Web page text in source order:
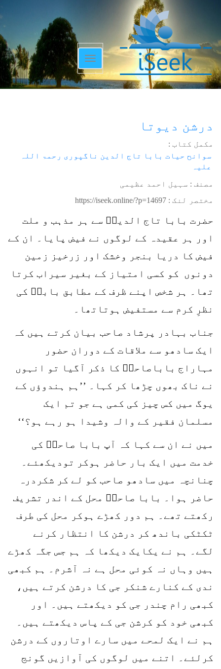
Toggle
navigation
درشن دیوتا
مکمل کتاب :
سوانح حیات بابا تاج الدین ناگپوری رحمۃ اللہ
علیہ
مصنف : سہیل احمد عظیمی
مختصر لنک : https://iseek.online/?p=14697
حضرت بابا تاج الدینؒ سے ہر مذہب و ملت
اور ہر عقیدہ کے لوگوں نے فیض پایا۔ ان کے
فیض کا دریا بنجر وخشک اور زرخیز زمین
دونوں کو کسی امتیاز کے بغیر سیراب کرتا
تھا۔ ہر شخص اپنے ظرف کے مطابق باباؒ کی
نظرِ کرم سے مستفیض ہوتاتھا۔
جناب بہادر پرشاد صاحب بیان کرتے ہیں کہ
ایک سادھو سے ملاقات کے دوران حضور
مہاراج باباصاحبؒ کا ذکر آگیا تو انہوں
نے ناک بھوں چڑھا کر کہا۔ ’’ہم ہندوؤں کے
یوگ میں کس چیز کی کمی ہے جو تم ایک
مسلمان فقیر کے والہ وشیدا ہو رہے ہو؟‘‘
میں نے ان سے کہا کہ آپ بابا صاحبؒ کی
خدمت میں ایک بار حاضر ہوکر تودیکھئے۔
چنانچہ میں سادھو صاحب کو لے کر شکردرہ
حاضر ہوا۔ بابا صاحبؒ محل کے اندر تشریف
رکھتے تھے۔ ہم دور کھڑے ہوکر محل کی طرف
ٹکٹکی باندھ کر درشن کا انتظار کرنے
لگے۔ ہم نے یکایک دیکھا کہ ہم جس جگہ کھڑے
ہیں وہاں نہ کوئی محل ہے نہ آشرم۔ ہم کبھی
ندی کے کنارے شنکر جی کا درشن کرتے ہیں،
کبھی رام چندر جی کو دیکھتے ہیں۔ اور
کبھی خود کو کرشن جی کے پاس دیکھتے ہیں۔
ہم نے ایک لمحے میں سارے اوتاروں کے درشن
کرلئے۔ اتنے میں لوگوں کی آوازیں گونج